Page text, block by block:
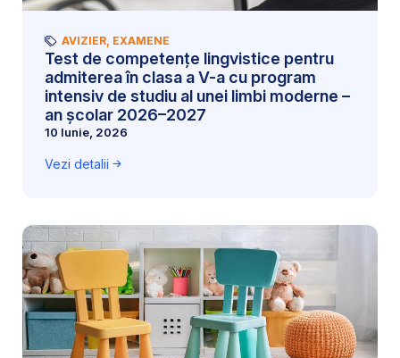
AVIZIER, EXAMENE
Test de competențe lingvistice pentru
admiterea în clasa a V-a cu program
intensiv de studiu al unei limbi moderne –
an școlar 2026–2027
10 Iunie, 2026
Vezi detalii